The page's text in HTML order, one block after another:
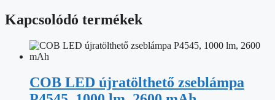
Kapcsolódó termékek
COB LED újratölthető zseblámpa